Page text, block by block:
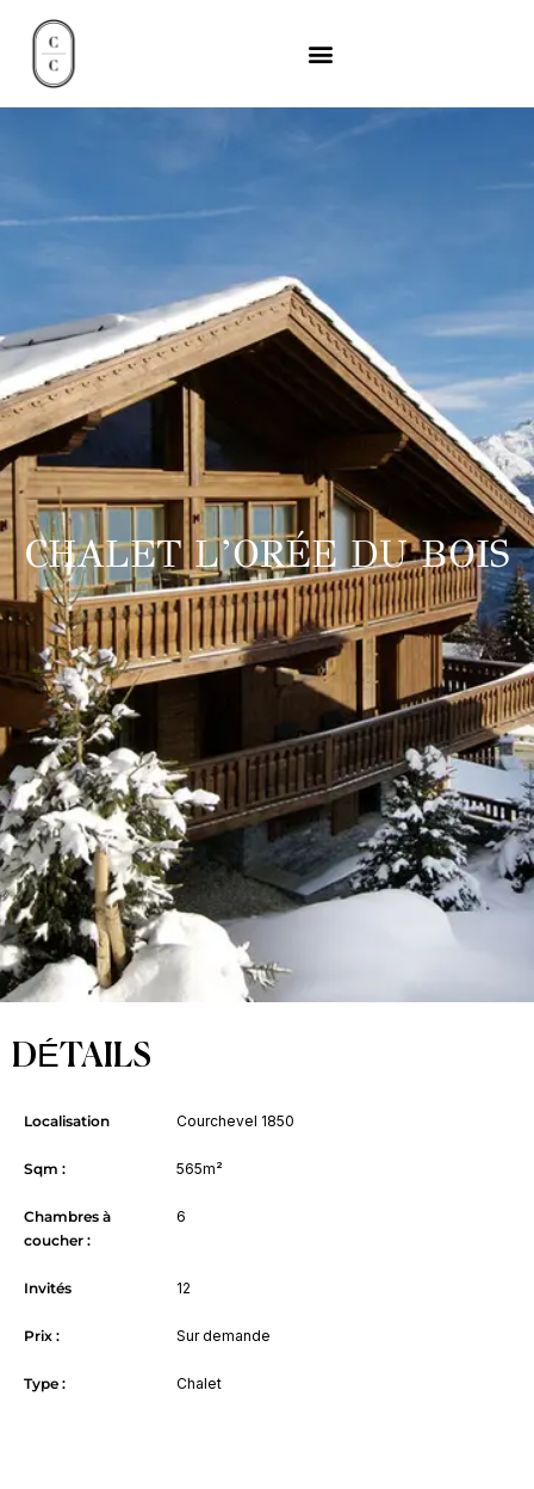
CHALET L’ORÉE DU BOIS
DÉTAILS
Localisation Courchevel 1850
Sqm : 565m²
Chambres à
coucher :
6
Invités 12
Prix : Sur demande
Type : Chalet